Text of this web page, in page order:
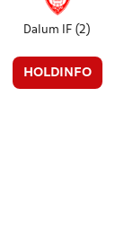
Dalum IF (2)
HOLDINFO